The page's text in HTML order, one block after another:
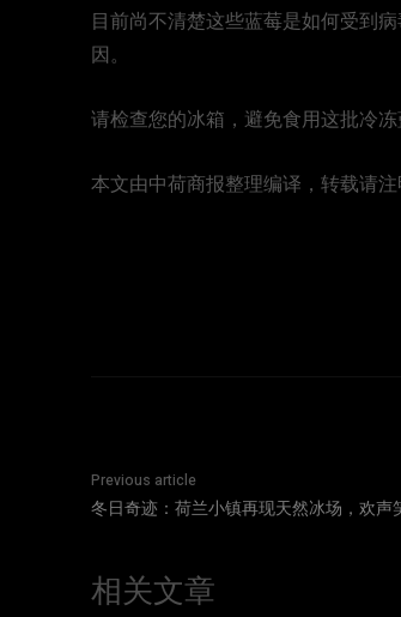
目前尚不清楚这些蓝莓是如何受到
因。
请检查您的冰箱，避免食用这批冷
本文由中荷商报整理编译，转载请注
Previous article
冬日奇迹：荷兰小镇再现天然冰场，欢声
相关文章